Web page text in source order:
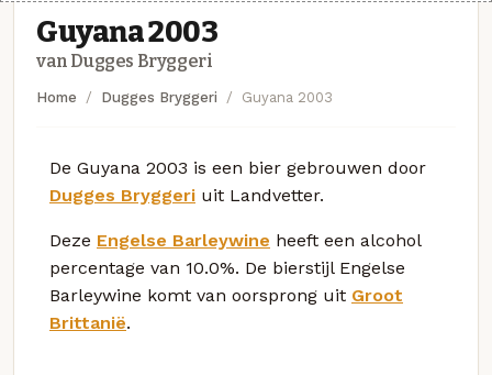
Guyana 2003
van Dugges Bryggeri
Home Dugges Bryggeri Guyana 2003
De Guyana 2003 is een bier gebrouwen door
Dugges Bryggeri uit Landvetter.
Deze Engelse Barleywine heeft een alcohol
percentage van 10.0%. De bierstijl Engelse
Barleywine komt van oorsprong uit Groot
Brittanië.